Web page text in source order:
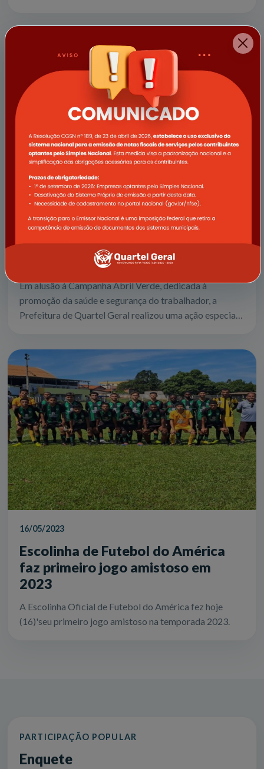
11/04/2025
Campanha Abril Verde promove
ações de saúde voltadas ao
trabalhador rural em Quartel Geral
Em alusão à Campanha Abril Verde, dedicada à
promoção da saúde e segurança do trabalhador, a
Prefeitura de Quartel Geral realizou uma ação especial
16/05/2023
Escolinha de Futebol do América
faz primeiro jogo amistoso em
2023
A Escolinha Oficial de Futebol do América fez hoje
(16)'seu primeiro jogo amistoso na temporada 2023.
PARTICIPAÇÃO POPULAR
Enquete